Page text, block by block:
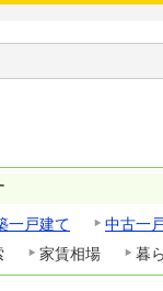
一戸建て 中古一
家賃相場 暮